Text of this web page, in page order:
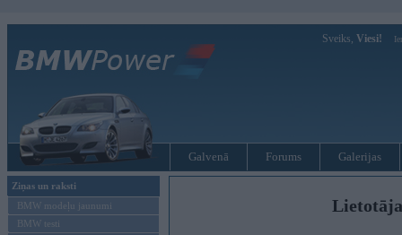
Sveiks, Viesi!
Galvenā Forums Galerijas
Ziņas un raksti
BMW modeļu jaunumi
BMW testi